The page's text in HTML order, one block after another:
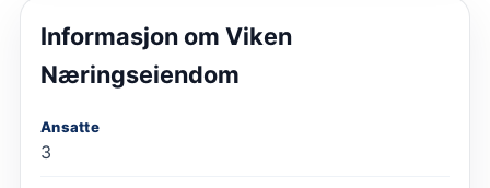
Informasjon om Viken
Næringseiendom
Ansatte
3